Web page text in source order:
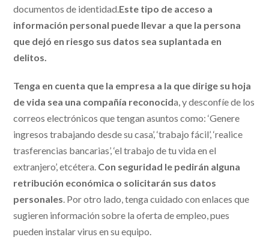
documentos de identidad.Este tipo de acceso a
información personal puede llevar a que la persona
que dejó en riesgo sus datos sea suplantada en
delitos.
Tenga en cuenta que la empresa a la que dirige su hoja
de vida sea una compañía reconocida, y desconfíe de los
correos electrónicos que tengan asuntos como: ‘Genere
ingresos trabajando desde su casa’, ‘trabajo fácil’, ‘realice
trasferencias bancarias’, ‘el trabajo de tu vida en el
extranjero’, etcétera. Con seguridad le pedirán alguna
retribución económica o solicitarán sus datos
personales . Por otro lado, tenga cuidado con enlaces que
sugieren información sobre la oferta de empleo, pues
pueden instalar virus en su equipo.